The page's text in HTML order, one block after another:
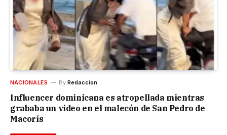
NACIONALES By Redaccion
Influencer dominicana es atropellada mientras
grababa un video en el malecón de San Pedro de
Macorís